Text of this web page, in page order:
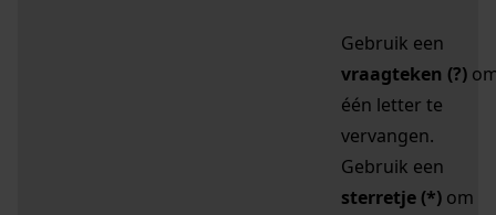
Gebruik een
vraagteken (?)
één letter te
vervangen.
Gebruik een
sterretje (*) om